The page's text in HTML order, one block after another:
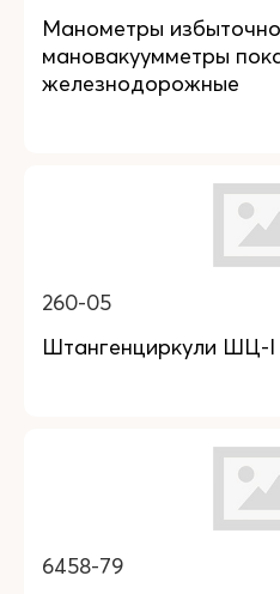
Манометры
мановакуумметры
железнодорожные
260-05
Штангенциркули ШЦ-I
6458-79